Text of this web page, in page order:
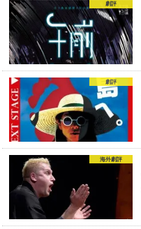
劇評
劇評
海外劇評